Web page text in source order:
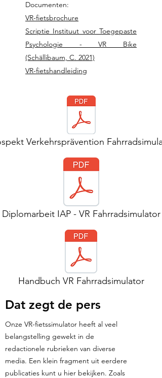
Documenten:
VR-fietsbrochure
Scriptie Instituut voor Toegepaste
Psychologie - VR Bike
(Schällibaum, C. 2021)
VR-fietshandleiding
Verkehrsprävention
Diplomarbeit IAP - VR Fahrradsimulator
Handbuch VR Fahrradsimulator
Dat zegt de pers
Onze VR-fietssimulator heeft al veel
belangstelling gewekt in de
redactionele rubrieken van diverse
media. Een klein fragment uit eerdere
publicaties kunt u hier bekijken. Zoals